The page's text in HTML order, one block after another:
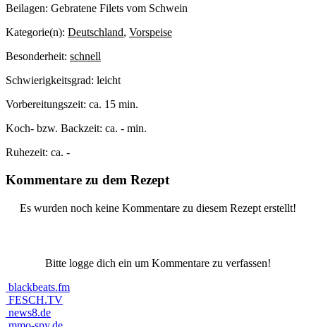
Beilagen: Gebratene Filets vom Schwein
Kategorie(n): Deutschland, Vorspeise
Besonderheit: schnell
Schwierigkeitsgrad: leicht
Vorbereitungszeit: ca. 15 min.
Koch- bzw. Backzeit: ca. - min.
Ruhezeit: ca. -
Kommentare zu dem Rezept
Es wurden noch keine Kommentare zu diesem Rezept erstellt!
Bitte logge dich ein um Kommentare zu verfassen!
blackbeats.fm
FESCH.TV
news8.de